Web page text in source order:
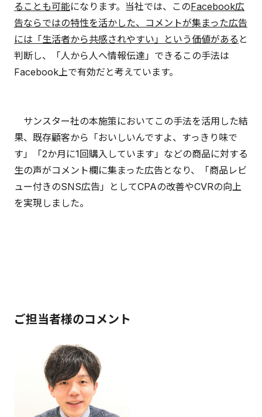
ることも可能になります。当社では、このFacebook広
告ならではの特性を活かした、コメントが集まった広告
には「生活者から共感されやすい」という価値がある と
判断し、「人から人へ情報伝達」できるこの手法は
Facebook上で有効だと考えています。
サンスター社の本施策においてこの手法を活用した結
果、既存顧客から「おいしいんですよ、すっきり味で
す」「2か月に1回購入しています」などの商品に対する
生の声がコメント欄に集まった広告となり、「商品レビ
ュー付きのSNS広告」としてCPAの改善やCVRの向上
を実現しました。
ご担当者様のコメント